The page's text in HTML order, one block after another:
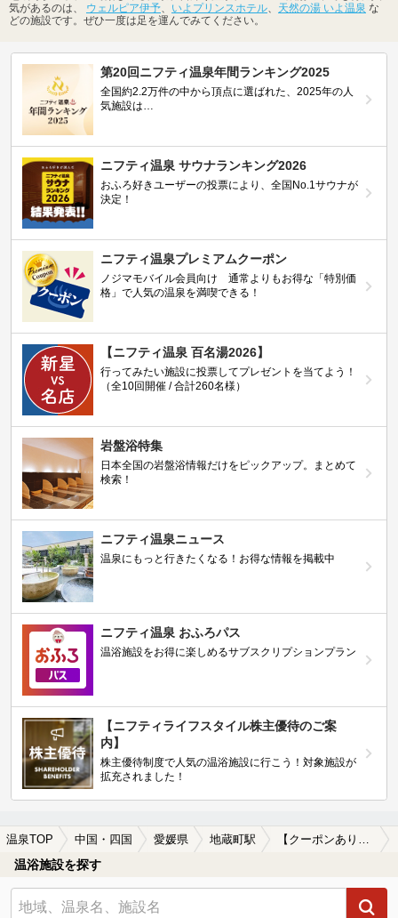
気があるのは、 ウェルピア伊予 いよプリンスホテル 天然の湯 いよ温泉 な
どの施設です。ぜひ一度は足を運んでみてください。
第20回ニフティ温泉年間ランキング2025
全国約2.2万件の中から頂点に選ばれた、2025年の人
気施設は…
ニフティ温泉 サウナランキング2026
おふろ好きユーザーの投票により、全国No.1サウナが
決定！
ニフティ温泉プレミアムクーポン
ノジマモバイル会員向け 通常よりもお得な「特別価
格」で人気の温泉を満喫できる！
【ニフティ温泉 百名湯2026】
行ってみたい施設に投票してプレゼントを当てよう！
（全10回開催 / 合計260名様）
岩盤浴特集
日本全国の岩盤浴情報だけをピックアップ。まとめて
検索！
ニフティ温泉ニュース
温泉にもっと行きたくなる！お得な情報を掲載中
ニフティ温泉 おふろパス
温浴施設をお得に楽しめるサブスクリプションプラン
【ニフティライフスタイル株主優待のご案
内】
株主優待制度で人気の温浴施設に行こう！対象施設が
拡充されました！
温泉TOP 中国・四国 愛媛県 地蔵町駅 【クーポンあり】ホテルで楽しめる地蔵町駅近くの温泉、日帰り温泉、スーパー銭湯おすすめ
温浴施設を探す